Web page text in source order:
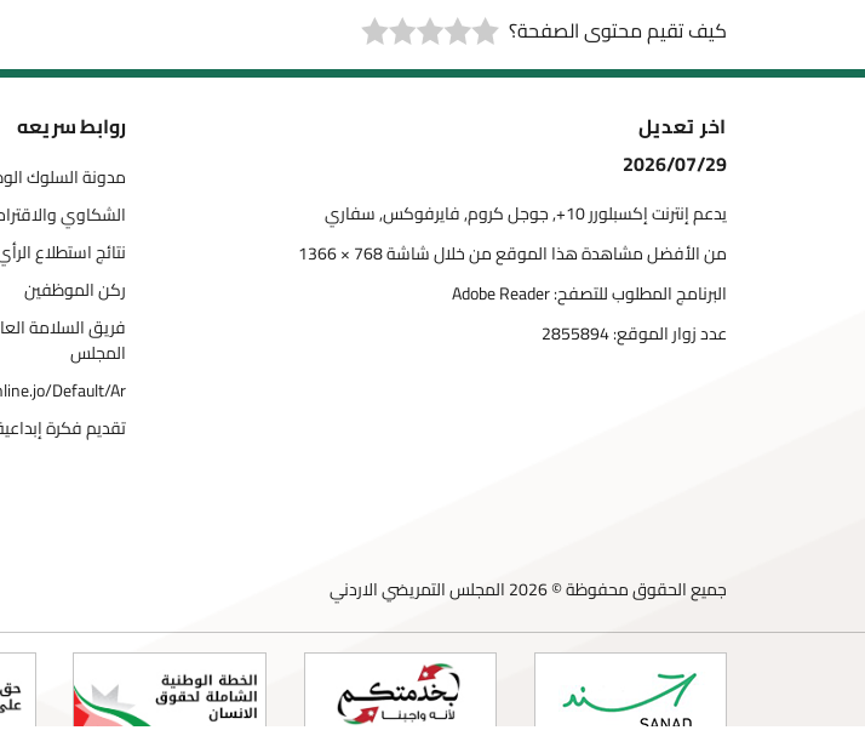
كيف تقيم محتوى الصفحة؟
اخر تعديل
2026/07/29
يدعم إنترنت إكسبلورر 10+, جوجل كروم, فايرفوكس, سفاري
من الأفضل مشاهدة هذا الموقع من خلال شاشة 768 × 1366
البرنامج المطلوب للتصفح: Adobe Reader
عدد زوار الموقع:2855894
روابط سريعه
مدونة السلوك
الشكاوي
نتائج استطلاع
ركن الموظفين
فريق السلامة
المجلس
Default/Ar
تقديم فكرة
جميع الحقوق محفوظة © 2026 المجلس التمريضي الاردني